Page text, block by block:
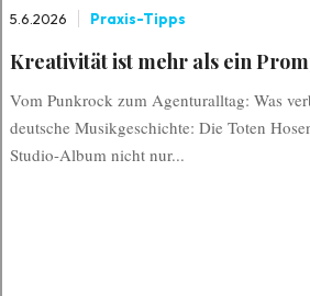
5.6.2026 Praxis-Tipps
Kreativität ist mehr als ein
Vom Punkrock zum Agenturalltag: Was
deutsche Musikgeschichte: Die Toten
Studio-Album nicht nur...